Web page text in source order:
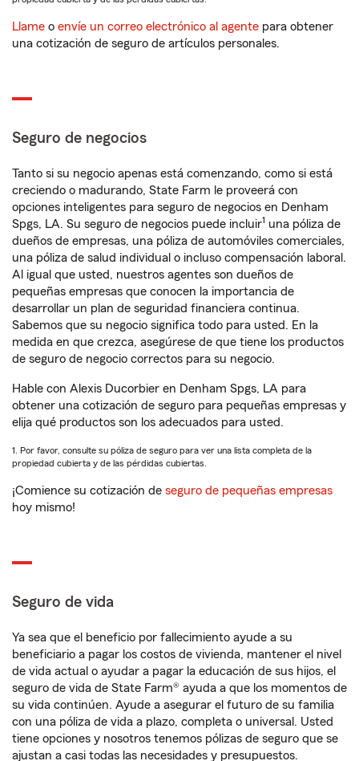
Llame o envíe un correo electrónico al agente para obtener
una cotización de seguro de artículos personales.
Seguro de negocios
Tanto si su negocio apenas está comenzando, como si está
creciendo o madurando, State Farm le proveerá con
opciones inteligentes para seguro de negocios en Denham
Spgs, LA. Su seguro de negocios puede incluir1 una póliza de
dueños de empresas, una póliza de automóviles comerciales,
una póliza de salud individual o incluso compensación laboral.
Al igual que usted, nuestros agentes son dueños de
pequeñas empresas que conocen la importancia de
desarrollar un plan de seguridad financiera continua.
Sabemos que su negocio significa todo para usted. En la
medida en que crezca, asegúrese de que tiene los productos
de seguro de negocio correctos para su negocio.
Hable con Alexis Ducorbier en Denham Spgs, LA para
obtener una cotización de seguro para pequeñas empresas y
elija qué productos son los adecuados para usted.
1. Por favor, consulte su póliza de seguro para ver una lista completa de la
propiedad cubierta y de las pérdidas cubiertas.
¡Comience su cotización de seguro de pequeñas empresas
hoy mismo!
Seguro de vida
Ya sea que el beneficio por fallecimiento ayude a su
beneficiario a pagar los costos de vivienda, mantener el nivel
de vida actual o ayudar a pagar la educación de sus hijos, el
seguro de vida de State Farm® ayuda a que los momentos de
su vida continúen. Ayude a asegurar el futuro de su familia
con una póliza de vida a plazo, completa o universal. Usted
tiene opciones y nosotros tenemos pólizas de seguro que se
ajustan a casi todas las necesidades y presupuestos.